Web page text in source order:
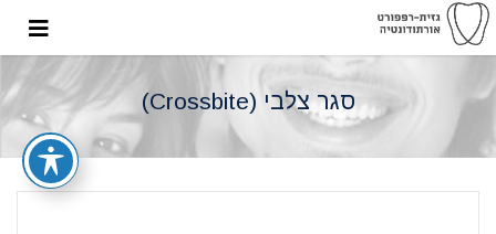
סגר צלבי (Crossbite)